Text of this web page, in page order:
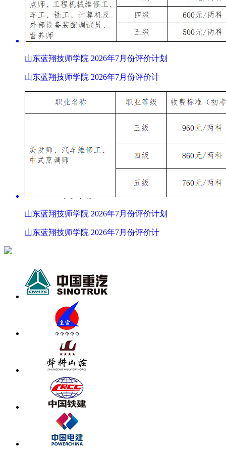
山东蓝翔技师学院 2026年7月份评价计划
山东蓝翔技师学院 2026年7月份评价计
山东蓝翔技师学院 2026年7月份评价计划
山东蓝翔技师学院 2026年7月份评价计